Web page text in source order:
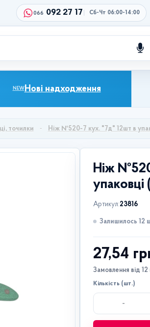
066 092 27 17 Сб-Чт 06:00-14:00
NEWНові надходження
точилки Ніж №520-7 кух. "7д" 12шт в
Ніж
упаковці
Артикул:23816
Залишилось 12
27,54
Замовлення від
Кількість (шт.)
-